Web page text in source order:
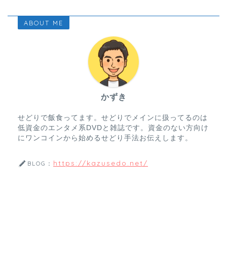
ABOUT ME
かずき
せどりで飯食ってます。せどりでメインに扱ってるのは
低資金のエンタメ系DVDと雑誌です。資金のない方向け
にワンコインから始めるせどり手法お伝えします。
BLOG： https://kazusedo.net/